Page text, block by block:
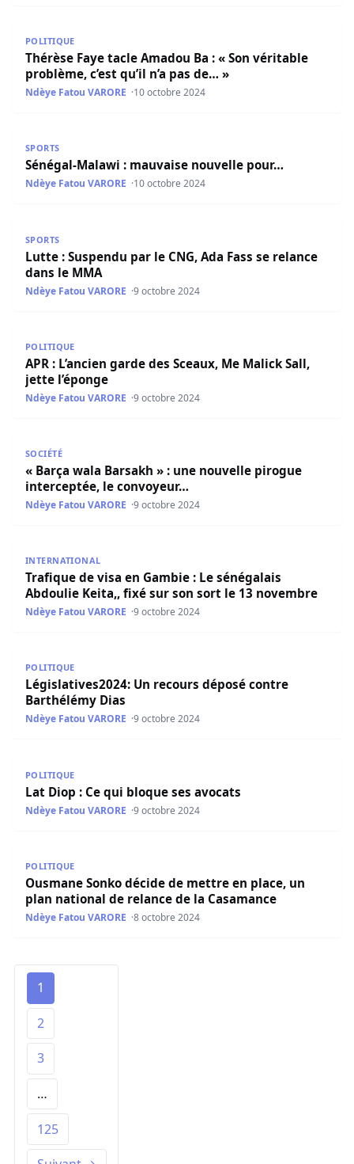
POLITIQUE
Thérèse Faye tacle Amadou Ba : « Son véritable
problème, c’est qu’il n’a pas de… »
Ndèye Fatou VARORE 10 octobre 2024
SPORTS
Sénégal-Malawi : mauvaise nouvelle pour…
Ndèye Fatou VARORE 10 octobre 2024
SPORTS
Lutte : Suspendu par le CNG, Ada Fass se relance
dans le MMA
Ndèye Fatou VARORE 9 octobre 2024
POLITIQUE
APR : L’ancien garde des Sceaux, Me Malick Sall,
jette l’éponge
Ndèye Fatou VARORE 9 octobre 2024
SOCIÉTÉ
« Barça wala Barsakh » : une nouvelle pirogue
interceptée, le convoyeur…
Ndèye Fatou VARORE 9 octobre 2024
INTERNATIONAL
Trafique de visa en Gambie : Le sénégalais
Abdoulie Keita,, fixé sur son sort le 13 novembre
Ndèye Fatou VARORE 9 octobre 2024
POLITIQUE
Législatives2024: Un recours déposé contre
Barthélémy Dias
Ndèye Fatou VARORE 9 octobre 2024
POLITIQUE
Lat Diop : Ce qui bloque ses avocats
Ndèye Fatou VARORE 9 octobre 2024
POLITIQUE
Ousmane Sonko décide de mettre en place, un
plan national de relance de la Casamance
Ndèye Fatou VARORE 8 octobre 2024
1
2
3
…
125